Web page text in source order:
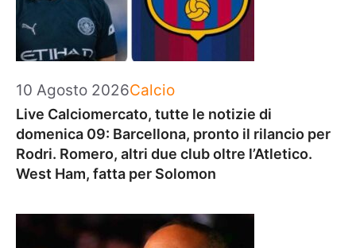
10 Agosto 2026Categorie
Calcio
Live Calciomercato, tutte le notizie di
domenica 09: Barcellona, pronto il rilancio per
Rodri. Romero, altri due club oltre l’Atletico.
West Ham, fatta per Solomon